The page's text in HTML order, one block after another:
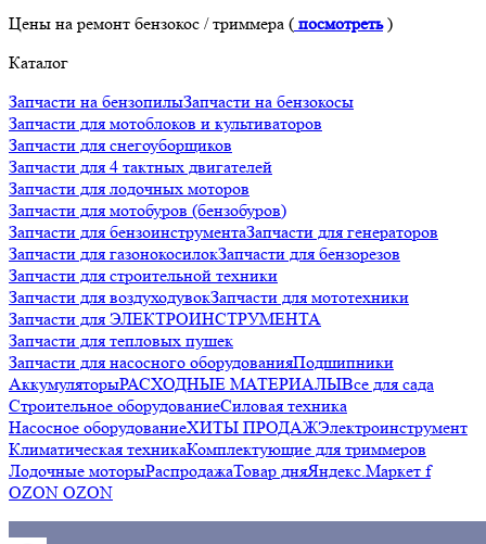
Цены на ремонт бензокос / триммера ( посмотреть )
Каталог
Запчасти на бензопилыЗапчасти на бензокосы
Запчасти для мотоблоков и культиваторов
Запчасти для снегоуборщиков
Запчасти для 4 тактных двигателей
Запчасти для лодочных моторов
Запчасти для мотобуров (бензобуров)
Запчасти для бензоинструментаЗапчасти для генераторов
Запчасти для газонокосилокЗапчасти для бензорезов
Запчасти для строительной техники
Запчасти для воздуходувокЗапчасти для мототехники
Запчасти для ЭЛЕКТРОИНСТРУМЕНТА
Запчасти для тепловых пушек
Запчасти для насосного оборудованияПодшипники
АккумуляторыРАСХОДНЫЕ МАТЕРИАЛЫВсе для сада
Строительное оборудованиеСиловая техника
Насосное оборудованиеХИТЫ ПРОДАЖЭлектроинструмент
Климатическая техникаКомплектующие для триммеров
Лодочные моторыРаспродажаТовар дняЯндекс.Маркет f
OZON OZON